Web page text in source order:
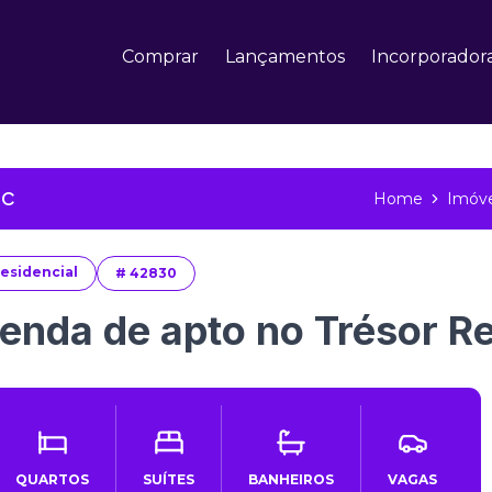
Comprar Lançamentos
Home
# 42830
de apto no Trésor
QUARTOS SUÍTES BANHEIROS VAGAS